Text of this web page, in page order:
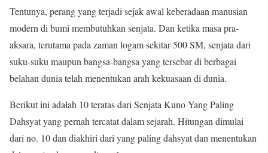
Tentunya, perang yang terjadi sejak awal keberadaan manusian
modern di bumi membutuhkan senjata. Dan ketika masa pra-
aksara, terutama pada zaman logam sekitar 500 SM, senjata dari
suku-suku maupun bangsa-bangsa yang tersebar di berbagai
belahan dunia telah menentukan arah kekuasaan di dunia.
Berikut ini adalah 10 teratas dari Senjata Kuno Yang Paling
Dahsyat yang pernah tercatat dalam sejarah. Hitungan dimulai
dari no. 10 dan diakhiri dari yang paling dahsyat dan menentukan